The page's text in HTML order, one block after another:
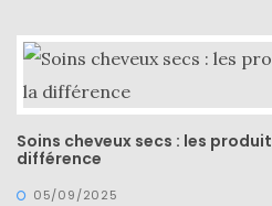
Soins cheveux secs : les
différence
05/09/2025